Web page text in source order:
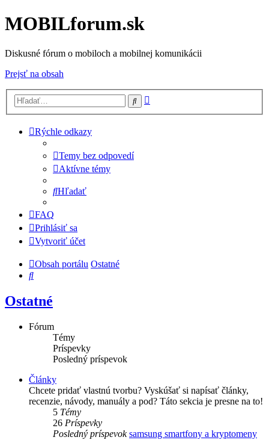
MOBILforum.sk
Diskusné fórum o mobiloch a mobilnej komunikácii
Prejsť na obsah
Hľadať
Rýchle odkazy
Temy bez odpovedí
Aktívne témy
Hľadať
FAQ
Prihlásiť sa
Vytvoriť účet
Obsah portálu Ostatné
Hľadať
Ostatné
Fórum
Témy
Príspevky
Posledný príspevok
Články
Chcete pridať vlastnú tvorbu? Vyskúšať si napísať články,
recenzie, návody, manuály a pod? Táto sekcia je presne na to!
5 Témy
26 Príspevky
Posledný príspevok samsung smartfony a kryptomeny